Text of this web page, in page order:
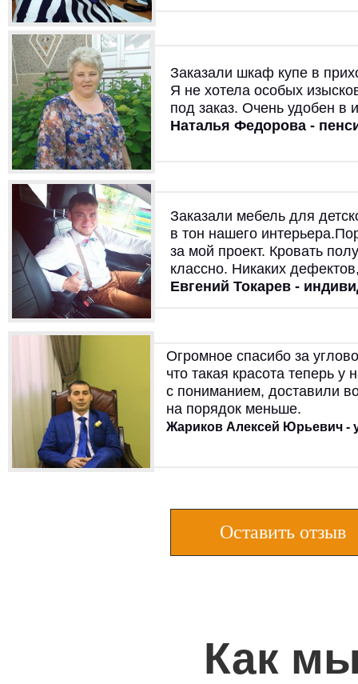
Как
Заказали мебель для
в тон нашего
за мой проект. Кровать
классно. Никаких
Евгений Токарев -
Оставить отзыв
Огромное спасибо за
что такая красота теперь у
с пониманием, доставили
на порядок меньше.
Жариков Алексей Юрьевич -
Заказали шкаф купе в
Я не хотела особых
под заказ. Очень удобен в
Наталья Федорова -